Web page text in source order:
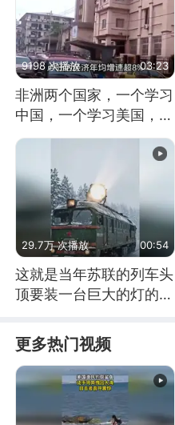
9198 次播放 03:23
非洲两个国家，一个学习
中国，一个学习美国，结
果怎么样了？
29.7万 次播放 00:54
这就是当年苏联的列车头
顶要装一台巨大的灯的原
更多热门视频